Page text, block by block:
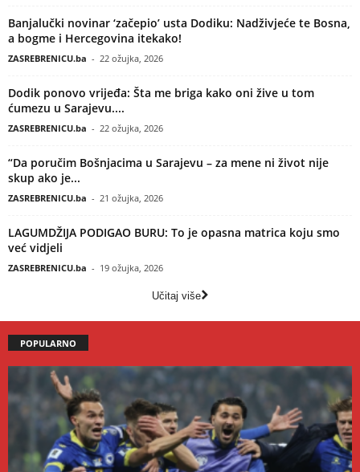
Banjalučki novinar ‘začepio’ usta Dodiku: Nadživjeće te Bosna,
a bogme i Hercegovina itekako!
ZASREBRENICU.ba - 22 ožujka, 2026
Dodik ponovo vrijeđa: Šta me briga kako oni žive u tom
ćumezu u Sarajevu....
ZASREBRENICU.ba - 22 ožujka, 2026
“Da poručim Bošnjacima u Sarajevu – za mene ni život nije
skup ako je...
ZASREBRENICU.ba - 21 ožujka, 2026
LAGUMDŽIJA PODIGAO BURU: To je opasna matrica koju smo
već vidjeli
ZASREBRENICU.ba - 19 ožujka, 2026
Učitaj više
POPULARNO